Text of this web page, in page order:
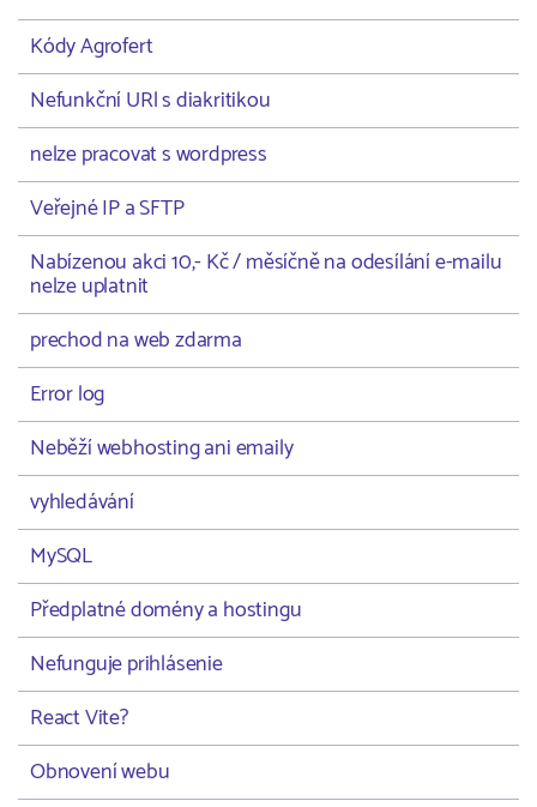
Kódy Agrofert
Nefunkční URl s diakritikou
nelze pracovat s wordpress
Veřejné IP a SFTP
Nabízenou akci 10,- Kč / měsíčně na odesílání e-mailu
nelze uplatnit
prechod na web zdarma
Error log
Neběží webhosting ani emaily
vyhledávání
MySQL
Předplatné domény a hostingu
Nefunguje prihlásenie
React Vite?
Obnovení webu